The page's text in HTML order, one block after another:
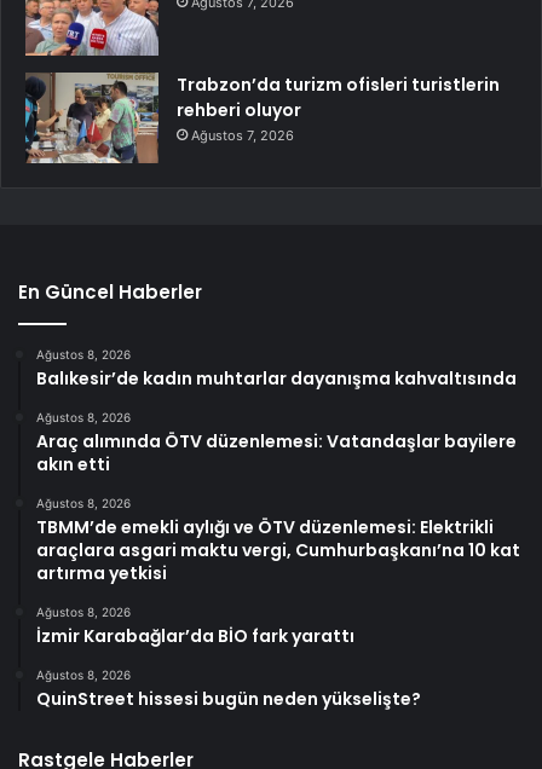
Trabzon’da turizm ofisleri turistlerin
rehberi oluyor
Ağustos 7, 2026
En Güncel Haberler
Ağustos 8, 2026
Balıkesir’de kadın muhtarlar dayanışma kahvaltısında
Ağustos 8, 2026
Araç alımında ÖTV düzenlemesi: Vatandaşlar bayilere
akın etti
Ağustos 8, 2026
TBMM’de emekli aylığı ve ÖTV düzenlemesi: Elektrikli
araçlara asgari maktu vergi, Cumhurbaşkanı’na 10 kat
artırma yetkisi
Ağustos 8, 2026
İzmir Karabağlar’da BİO fark yarattı
Ağustos 8, 2026
QuinStreet hissesi bugün neden yükselişte?
Rastgele Haberler